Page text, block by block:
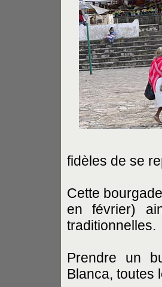
fidèles de se
Cette
en février)
traditionnelles.
Prendre un
Blanca, toutes